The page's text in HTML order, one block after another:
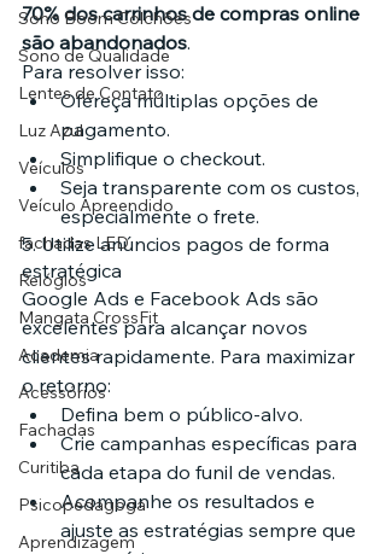
Sono Boom Colchões
Sono de Qualidade
Lentes de Contato
Luz Azul
Veículos
Veículo Apreendido
fachadas LED
Relógios
Mangata CrossFit
Academia
Acessórios
Fachadas
Curitiba
Psicopedagoga
Aprendizagem
70% dos carrinhos de compras online
são abandonados.
Para resolver isso:
Ofereça múltiplas opções de
pagamento.
Simplifique o checkout.
Seja transparente com os custos,
especialmente o frete.
5. Utilize anúncios pagos de forma
estratégica
Google Ads e Facebook Ads são
excelentes para alcançar novos
clientes rapidamente. Para maximizar
o retorno:
Defina bem o público-alvo.
Crie campanhas específicas para
cada etapa do funil de vendas.
Acompanhe os resultados e
ajuste as estratégias sempre que